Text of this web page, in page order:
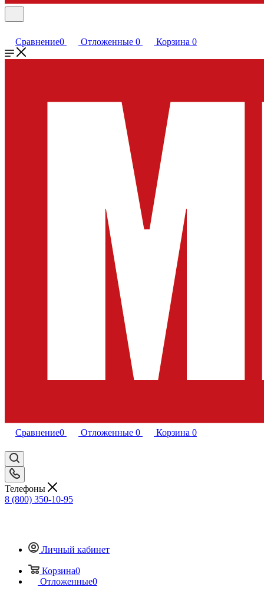
Сравнение0 Отложенные 0 Корзина 0
Сравнение0 Отложенные 0 Корзина 0
Телефоны
8 (800) 350-10-95
Личный кабинет
Корзина0
Отложенные0